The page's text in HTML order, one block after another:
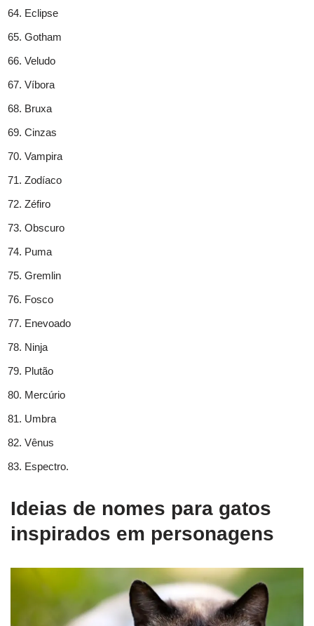
Eclipse
Gotham
Veludo
Víbora
Bruxa
Cinzas
Vampira
Zodíaco
Zéfiro
Obscuro
Puma
Gremlin
Fosco
Enevoado
Ninja
Plutão
Mercúrio
Umbra
Vênus
Espectro.
Ideias de nomes para gatos
inspirados em personagens